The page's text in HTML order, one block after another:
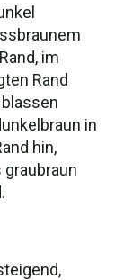
im
Rand
in
hin,